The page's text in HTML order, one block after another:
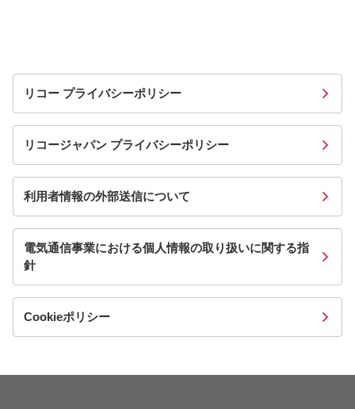
リコー プライバシーポリシー
リコージャパン プライバシーポリシー
利用者情報の外部送信について
電気通信事業における個人情報の取り扱いに関する指
針
Cookieポリシー